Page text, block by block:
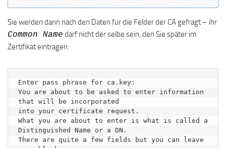
Sie werden dann nach den Daten für die Felder der CA gefragt – ihr
Common Name darf nicht der selbe sein, den Sie später im
Zertifikat eintragen:
Enter pass phrase for ca.key:
You are about to be asked to enter information
that will be incorporated
into your certificate request.
What you are about to enter is what is called a
Distinguished Name or a DN.
There are quite a few fields but you can leave